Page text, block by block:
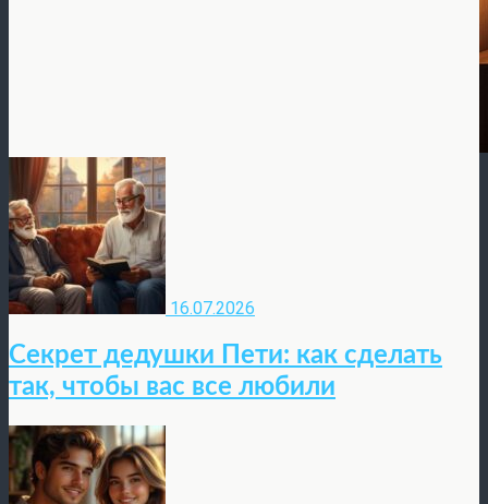
16.07.2026
Секрет дедушки Пети: как сделать
так, чтобы вас все любили